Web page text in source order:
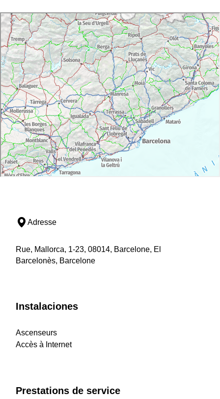
Adresse
Rue, Mallorca, 1-23, 08014, Barcelone, El
Barcelonès, Barcelone
Instalaciones
Ascenseurs
Accès à Internet
Prestations de service